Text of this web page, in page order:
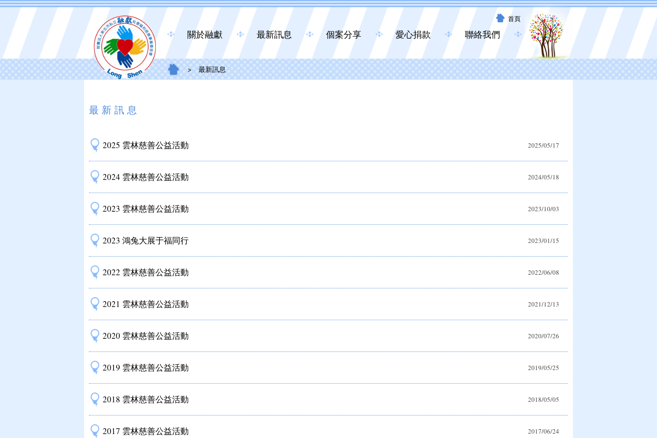
首頁
關於融獻 最新訊息 個案分享 愛心捐款 聯絡我們
> 最新訊息
最新訊息
2025/05/17
2025 雲林慈善公益活動
2024/05/18
2024 雲林慈善公益活動
2023/10/03
2023 雲林慈善公益活動
2023/01/15
2023 鴻兔大展于福同行
2022/06/08
2022 雲林慈善公益活動
2021/12/13
2021 雲林慈善公益活動
2020/07/26
2020 雲林慈善公益活動
2019/05/25
2019 雲林慈善公益活動
2018/05/05
2018 雲林慈善公益活動
2017/06/24
2017 雲林慈善公益活動